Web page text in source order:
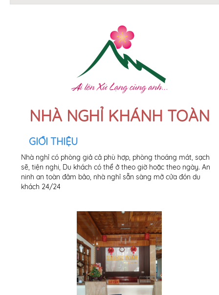
NHÀ NGHỈ KHÁNH TOÀN
GIỚI THIỆU
Nhà nghỉ có phòng giả cả phù hợp, phòng thoáng mát, sạch
sẽ, tiện nghi, Du khách có thể ở theo giờ hoặc theo ngày. An
ninh an toàn đảm bảo, nhà nghỉ sẵn sàng mở cửa đón du
khách 24/24